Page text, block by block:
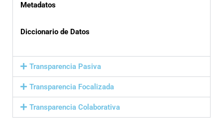
Metadatos
Diccionario de Datos
Transparencia Pasiva
Transparencia Focalizada
Transparencia Colaborativa